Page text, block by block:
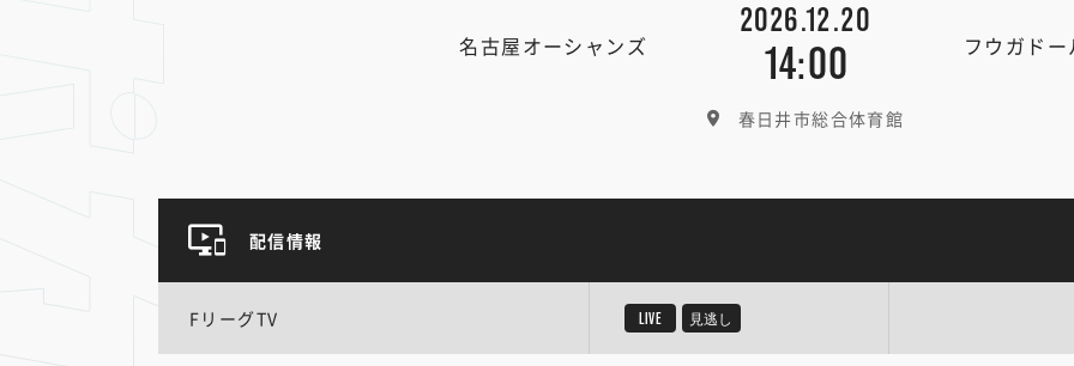
名古屋オーシャンズ
2026.12.20
14:00 フウガド
春日井市総合体育館
配信情報
FリーグTV LIVE 見逃し